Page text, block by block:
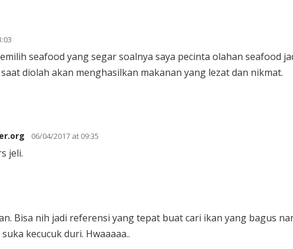
seafood yang segar soalnya saya pecinta olahan seafood
diolah akan menghasilkan makanan yang lezat dan nikmat.
06/04/2017 at 09:35
jeli.
Bisa nih jadi referensi yang tepat buat cari ikan yang bagus
kecucuk duri. Hwaaaaa..